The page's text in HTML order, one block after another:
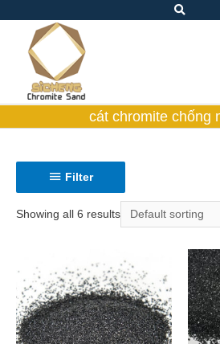
cát chromite chống
Filter
Showing all 6 results